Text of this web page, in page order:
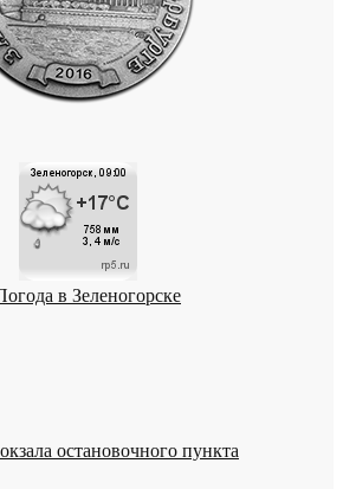
остановочного пункта